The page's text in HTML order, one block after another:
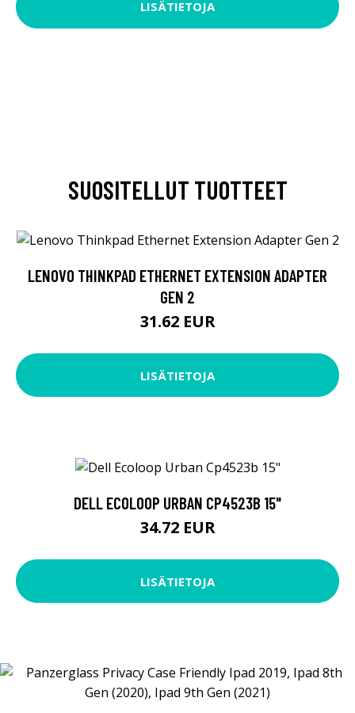
LISÄTIETOJA
SUOSITELLUT TUOTTEET
LENOVO THINKPAD ETHERNET EXTENSION ADAPTER
GEN 2
31.62 EUR
LISÄTIETOJA
DELL ECOLOOP URBAN CP4523B 15"
34.72 EUR
LISÄTIETOJA